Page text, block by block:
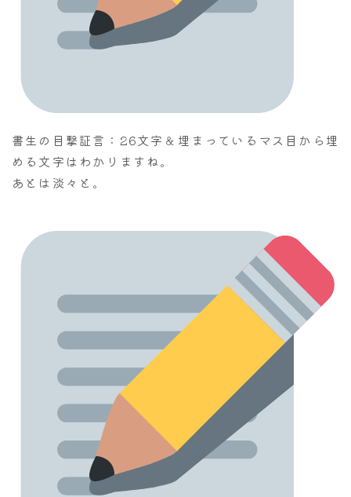
書生の目撃証言：26文字＆埋まっているマス目から埋
める文字はわかりますね。
あとは淡々と。